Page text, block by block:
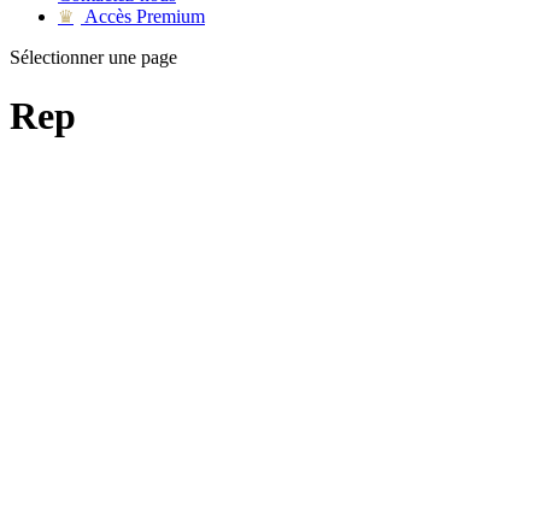
♛
Accès Premium
Sélectionner une page
Rep